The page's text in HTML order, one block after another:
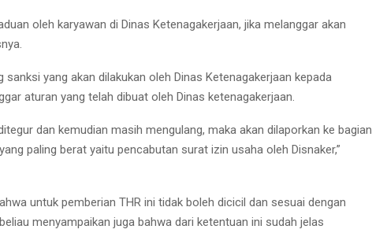
oleh karyawan di Dinas Ketenagakerjaan, jika melanggar akan
sanksi yang akan dilakukan oleh Dinas Ketenagakerjaan kepada
aturan yang telah dibuat oleh Dinas ketenagakerjaan.
dan kemudian masih mengulang, maka akan dilaporkan ke bagian
paling berat yaitu pencabutan surat izin usaha oleh Disnaker,”
untuk pemberian THR ini tidak boleh dicicil dan sesuai dengan
menyampaikan juga bahwa dari ketentuan ini sudah jelas